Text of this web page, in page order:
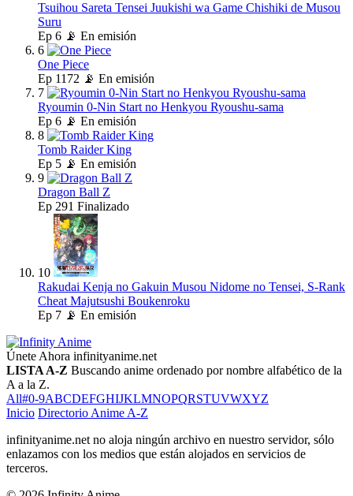
Tsuihou Sareta Tensei Juukishi wa Game Chishiki de Musou
Suru
Ep 6 📡 En emisión
6
One Piece
Ep 1172 📡 En emisión
7
Ryoumin 0-Nin Start no Henkyou Ryoushu-sama
Ep 6 📡 En emisión
8
Tomb Raider King
Ep 5 📡 En emisión
9
Dragon Ball Z
Ep 291 Finalizado
10
Rakudai Kenja no Gakuin Musou Nidome no Tensei, S-Rank
Cheat Majutsushi Boukenroku
Ep 7 📡 En emisión
Únete Ahora infinityanime.net
LISTA A-Z Buscando anime ordenado por nombre alfabético de la
A a la Z.
All#0-9ABCDEFGHIJKLMNOPQRSTUVWXYZ
Inicio Directorio Anime A-Z
infinityanime.net no aloja ningún archivo en nuestro servidor, sólo
enlazamos con los medios que están alojados en servicios de
terceros.